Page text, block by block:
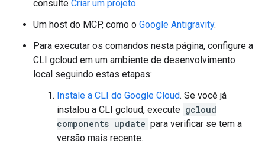
consulte Criar um projeto.
Um host do MCP, como o Google Antigravity.
Para executar os comandos nesta página, configure a
CLI gcloud em um ambiente de desenvolvimento
local seguindo estas etapas:
Instale a CLI do Google Cloud. Se você já
instalou a CLI gcloud, execute gcloud
components update para verificar se tem a
versão mais recente.